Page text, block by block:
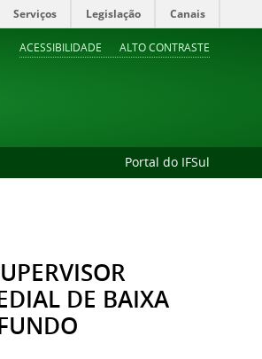
Serviços Legislação Canais
ACESSIBILIDADE ALTO CONTRASTE
Portal do IFSul
DE BAIXA